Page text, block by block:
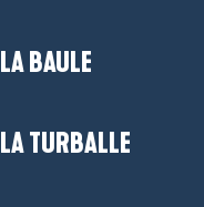
LA BAULE
LA TURBALLE